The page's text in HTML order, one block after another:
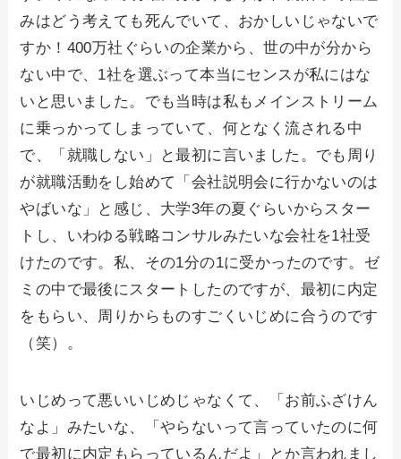
みはどう考えても死んでいて、おかしいじゃないで
すか！400万社ぐらいの企業から、世の中が分から
ない中で、1社を選ぶって本当にセンスが私にはな
いと思いました。でも当時は私もメインストリーム
に乗っかってしまっていて、何となく流される中
で、「就職しない」と最初に言いました。でも周り
が就職活動をし始めて「会社説明会に行かないのは
やばいな」と感じ、大学3年の夏ぐらいからスター
トし、いわゆる戦略コンサルみたいな会社を1社受
けたのです。私、その1分の1に受かったのです。ゼ
ミの中で最後にスタートしたのですが、最初に内定
をもらい、周りからものすごくいじめに合うのです
（笑）。
いじめって悪いいじめじゃなくて、「お前ふざけん
なよ」みたいな、「やらないって言っていたのに何
で最初に内定もらっているんだよ」とか言われまし